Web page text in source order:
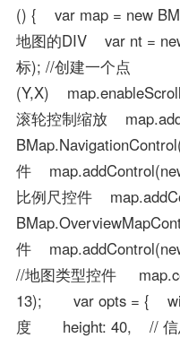
() { var map = new
地图的DIV var nt =
标); //创建一个点
(Y,X)
滚轮控制缩放
件
比例尺控件
件
//地图类型控件
13); var opts = {
度 height: 40, // 信